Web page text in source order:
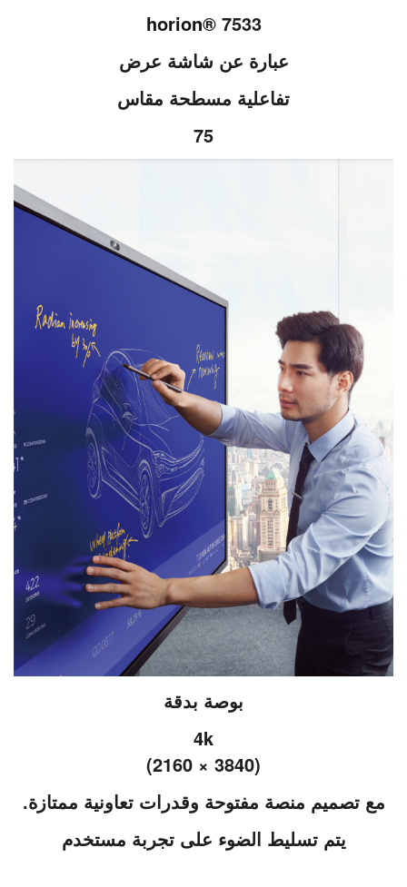
horion® 7533
عبارة عن شاشة عرض
تفاعلية مسطحة مقاس
75
بوصة بدقة
4k
(3840 × 2160)
مع تصميم منصة مفتوحة وقدرات تعاونية ممتازة.
يتم تسليط الضوء على تجربة مستخدم